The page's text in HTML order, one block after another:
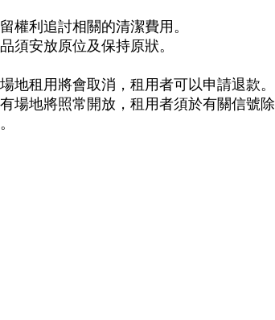
權利追討相關的清潔費用。
須安放原位及保持原狀。
租用將會取消，租用者可以申請退款。
場地將照常開放，租用者須於有關信號除